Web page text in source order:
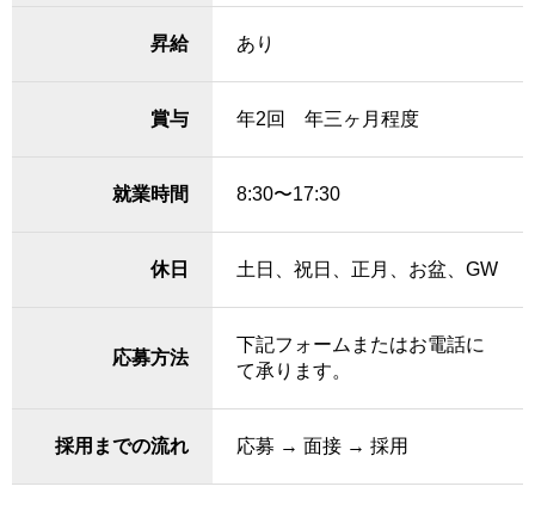
昇給 あり
賞与 年2回 年三ヶ月程度
就業時間 8:30〜17:30
休日 土日、祝日、正月、お盆、GW
応募方法
下記フォームまたはお電話に
て承ります。
採用までの流れ 応募 → 面接 → 採用